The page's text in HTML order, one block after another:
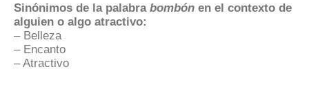
Sinónimos de la palabra bombón en el contexto de
alguien o algo atractivo:
– Belleza
– Encanto
– Atractivo